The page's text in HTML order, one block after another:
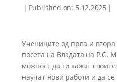
| Published on: 5.12.2025 |
Учениците од прва и
посета на Владата на Р.С.
можност да ги кажат
научат нови работи и да се